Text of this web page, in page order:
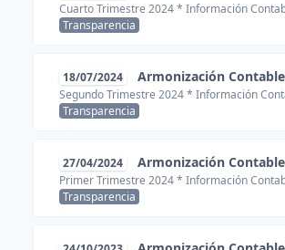
Cuarto Trimestre 2024 * Información
Transparencia
18/07/2024 Armonización
Segundo Trimestre 2024 * Información
Transparencia
27/04/2024 Armonización
Primer Trimestre 2024 * Información
Transparencia